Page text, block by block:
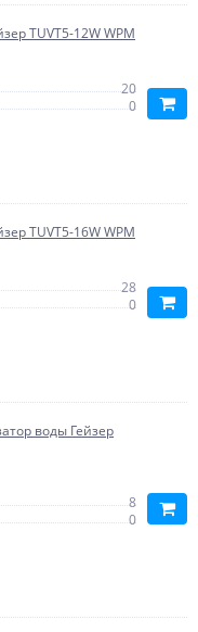
TUVT5-12W WPM
20
0
TUVT5-16W WPM
28
0
воды Гейзер
8
0